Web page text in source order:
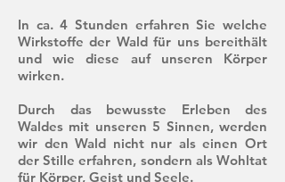
In ca. 4 Stunden erfahren Sie welche
Wirkstoffe der Wald für uns bereithält
und wie diese auf unseren Körper
wirken.
Durch das bewusste Erleben des
Waldes mit unseren 5 Sinnen, werden
wir den Wald nicht nur als einen Ort
der Stille erfahren, sondern als Wohltat
für Körper, Geist und Seele.